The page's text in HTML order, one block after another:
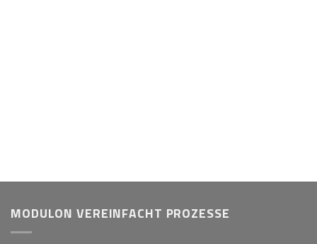
MODULON VEREINFACHT PROZESSE